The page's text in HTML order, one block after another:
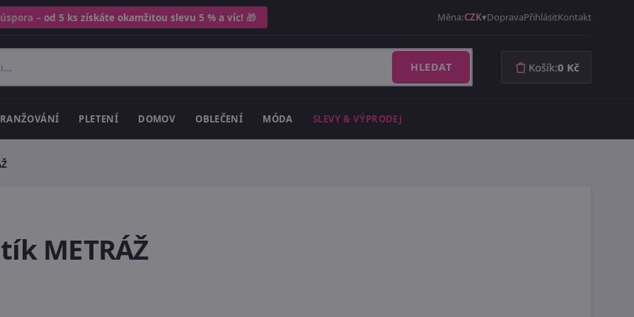
– od 5 ks získáte okamžitou slevu 5 % a víc! 🎁 Měna:CZK DopravaPřihlásitKontakt
HLEDAT Košík:0 Kč
PLETENÍ DOMOV OBLEČENÍ MÓDA SLEVY & VÝPRODEJ
METRÁŽ